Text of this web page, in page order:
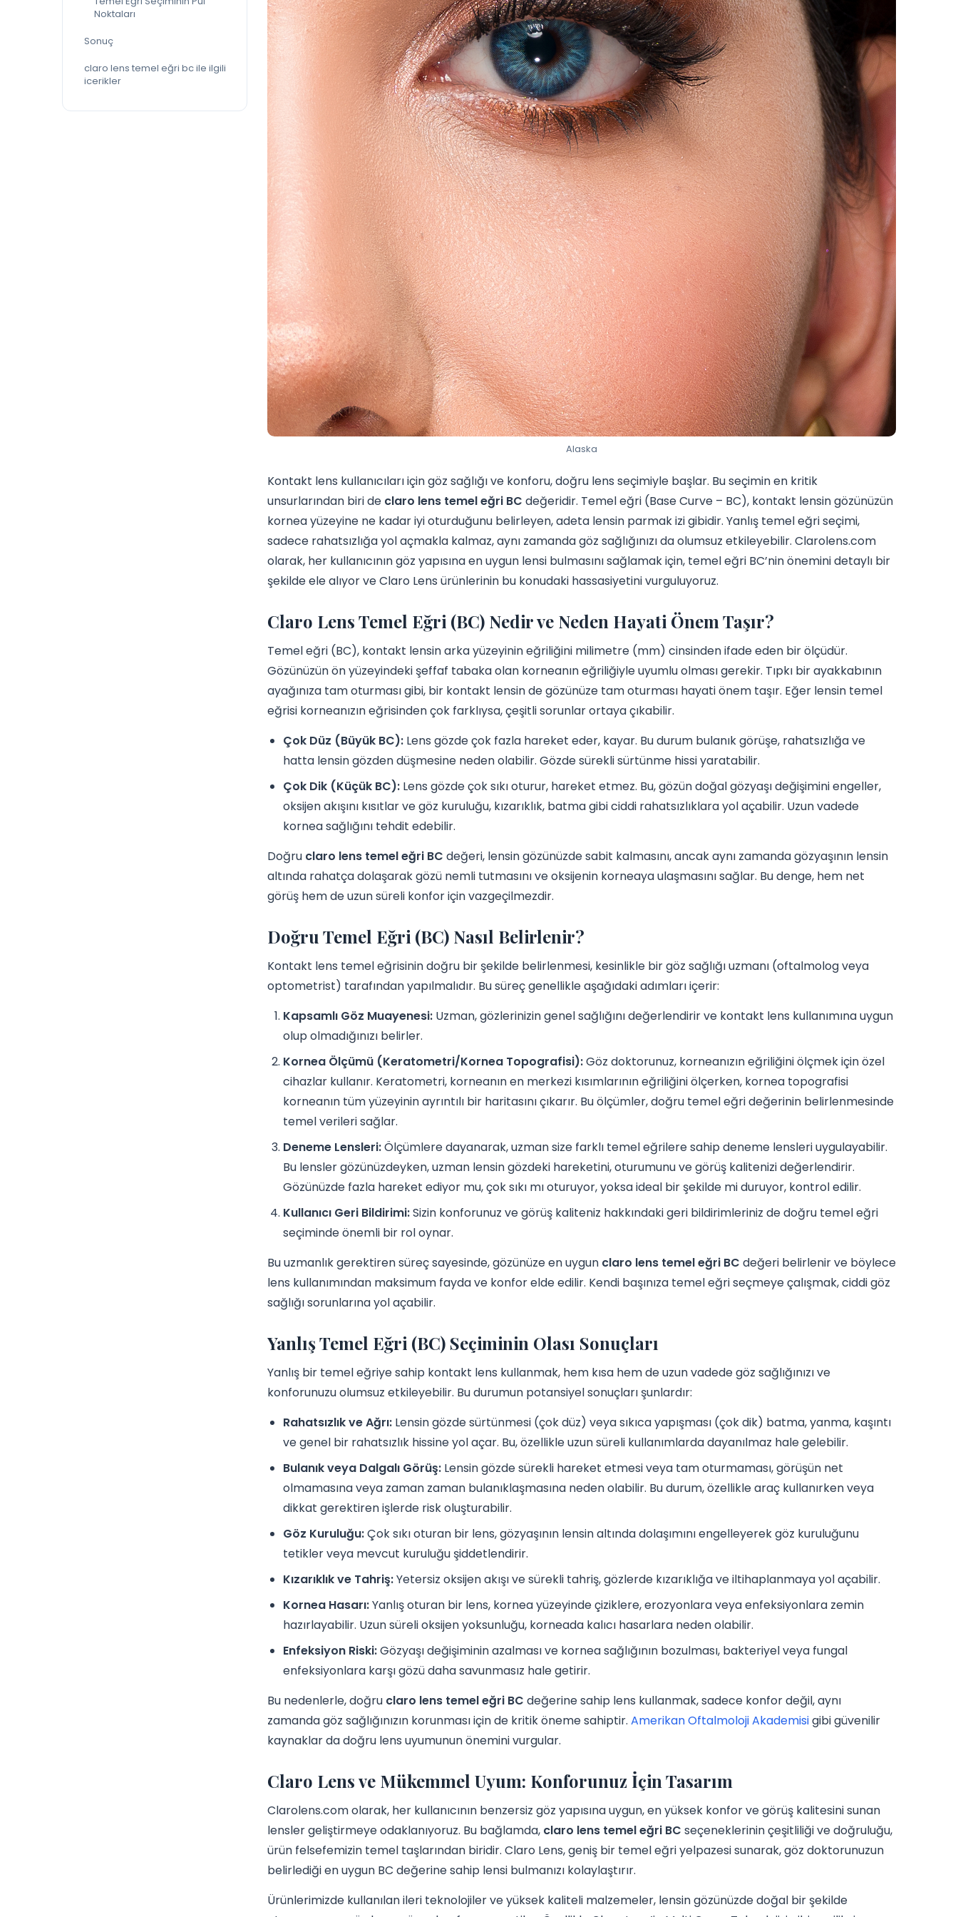
Noktaları
Sonuç
claro lens temel eğri bc ile ilgili
icerikler
Alaska
Kontakt lens kullanıcıları için göz sağlığı ve konforu, doğru lens seçimiyle başlar. Bu seçimin en kritik
unsurlarından biri de claro lens temel eğri BC değeridir. Temel eğri (Base Curve – BC), kontakt lensin gözünüzün
kornea yüzeyine ne kadar iyi oturduğunu belirleyen, adeta lensin parmak izi gibidir. Yanlış temel eğri seçimi,
sadece rahatsızlığa yol açmakla kalmaz, aynı zamanda göz sağlığınızı da olumsuz etkileyebilir. Clarolens.com
olarak, her kullanıcının göz yapısına en uygun lensi bulmasını sağlamak için, temel eğri BC’nin önemini detaylı bir
şekilde ele alıyor ve Claro Lens ürünlerinin bu konudaki hassasiyetini vurguluyoruz.
Claro Lens Temel Eğri (BC) Nedir ve Neden Hayati Önem Taşır?
Temel eğri (BC), kontakt lensin arka yüzeyinin eğriliğini milimetre (mm) cinsinden ifade eden bir ölçüdür.
Gözünüzün ön yüzeyindeki şeffaf tabaka olan korneanın eğriliğiyle uyumlu olması gerekir. Tıpkı bir ayakkabının
ayağınıza tam oturması gibi, bir kontakt lensin de gözünüze tam oturması hayati önem taşır. Eğer lensin temel
eğrisi korneanızın eğrisinden çok farklıysa, çeşitli sorunlar ortaya çıkabilir.
Çok Düz (Büyük BC): Lens gözde çok fazla hareket eder, kayar. Bu durum bulanık görüşe, rahatsızlığa ve
hatta lensin gözden düşmesine neden olabilir. Gözde sürekli sürtünme hissi yaratabilir.
Çok Dik (Küçük BC): Lens gözde çok sıkı oturur, hareket etmez. Bu, gözün doğal gözyaşı değişimini engeller,
oksijen akışını kısıtlar ve göz kuruluğu, kızarıklık, batma gibi ciddi rahatsızlıklara yol açabilir. Uzun vadede
kornea sağlığını tehdit edebilir.
Doğru claro lens temel eğri BC değeri, lensin gözünüzde sabit kalmasını, ancak aynı zamanda gözyaşının lensin
altında rahatça dolaşarak gözü nemli tutmasını ve oksijenin korneaya ulaşmasını sağlar. Bu denge, hem net
görüş hem de uzun süreli konfor için vazgeçilmezdir.
Doğru Temel Eğri (BC) Nasıl Belirlenir?
Kontakt lens temel eğrisinin doğru bir şekilde belirlenmesi, kesinlikle bir göz sağlığı uzmanı (oftalmolog veya
optometrist) tarafından yapılmalıdır. Bu süreç genellikle aşağıdaki adımları içerir:
Kapsamlı Göz Muayenesi: Uzman, gözlerinizin genel sağlığını değerlendirir ve kontakt lens kullanımına uygun
olup olmadığınızı belirler.
Kornea Ölçümü (Keratometri/Kornea Topografisi):Göz doktorunuz, korneanızın eğriliğini ölçmek için özel
cihazlar kullanır. Keratometri, korneanın en merkezi kısımlarının eğriliğini ölçerken, kornea topografisi
korneanın tüm yüzeyinin ayrıntılı bir haritasını çıkarır. Bu ölçümler, doğru temel eğri değerinin belirlenmesinde
temel verileri sağlar.
Deneme Lensleri:Ölçümlere dayanarak, uzman size farklı temel eğrilere sahip deneme lensleri uygulayabilir.
Bu lensler gözünüzdeyken, uzman lensin gözdeki hareketini, oturumunu ve görüş kalitenizi değerlendirir.
Gözünüzde fazla hareket ediyor mu, çok sıkı mı oturuyor, yoksa ideal bir şekilde mi duruyor, kontrol edilir.
Kullanıcı Geri Bildirimi:Sizin konforunuz ve görüş kaliteniz hakkındaki geri bildirimleriniz de doğru temel eğri
seçiminde önemli bir rol oynar.
Bu uzmanlık gerektiren süreç sayesinde, gözünüze en uygun claro lens temel eğri BC değeri belirlenir ve böylece
lens kullanımından maksimum fayda ve konfor elde edilir. Kendi başınıza temel eğri seçmeye çalışmak, ciddi göz
sağlığı sorunlarına yol açabilir.
Yanlış Temel Eğri (BC) Seçiminin Olası Sonuçları
Yanlış bir temel eğriye sahip kontakt lens kullanmak, hem kısa hem de uzun vadede göz sağlığınızı ve
konforunuzu olumsuz etkileyebilir. Bu durumun potansiyel sonuçları şunlardır:
Rahatsızlık ve Ağrı: Lensin gözde sürtünmesi (çok düz) veya sıkıca yapışması (çok dik) batma, yanma, kaşıntı
ve genel bir rahatsızlık hissine yol açar. Bu, özellikle uzun süreli kullanımlarda dayanılmaz hale gelebilir.
Bulanık veya Dalgalı Görüş: Lensin gözde sürekli hareket etmesi veya tam oturmaması, görüşün net
olmamasına veya zaman zaman bulanıklaşmasına neden olabilir. Bu durum, özellikle araç kullanırken veya
dikkat gerektiren işlerde risk oluşturabilir.
Göz Kuruluğu:Çok sıkı oturan bir lens, gözyaşının lensin altında dolaşımını engelleyerek göz kuruluğunu
tetikler veya mevcut kuruluğu şiddetlendirir.
Kızarıklık ve Tahriş:Yetersiz oksijen akışı ve sürekli tahriş, gözlerde kızarıklığa ve iltihaplanmaya yol açabilir.
Kornea Hasarı:Yanlış oturan bir lens, kornea yüzeyinde çiziklere, erozyonlara veya enfeksiyonlara zemin
hazırlayabilir. Uzun süreli oksijen yoksunluğu, korneada kalıcı hasarlara neden olabilir.
Enfeksiyon Riski:Gözyaşı değişiminin azalması ve kornea sağlığının bozulması, bakteriyel veya fungal
enfeksiyonlara karşı gözü daha savunmasız hale getirir.
Bu nedenlerle, doğru claro lens temel eğri BC değerine sahip lens kullanmak, sadece konfor değil, aynı
zamanda göz sağlığınızın korunması için de kritik öneme sahiptir. Amerikan Oftalmoloji Akademisigibi güvenilir
kaynaklar da doğru lens uyumunun önemini vurgular.
Claro Lens ve Mükemmel Uyum: Konforunuz İçin Tasarım
Clarolens.com olarak, her kullanıcının benzersiz göz yapısına uygun, en yüksek konfor ve görüş kalitesini sunan
lensler geliştirmeye odaklanıyoruz. Bu bağlamda, claro lens temel eğri BC seçeneklerinin çeşitliliği ve doğruluğu,
ürün felsefemizin temel taşlarından biridir. Claro Lens, geniş bir temel eğri yelpazesi sunarak, göz doktorunuzun
belirlediği en uygun BC değerine sahip lensi bulmanızı kolaylaştırır.
Ürünlerimizde kullanılan ileri teknolojiler ve yüksek kaliteli malzemeler, lensin gözünüzde doğal bir şekilde